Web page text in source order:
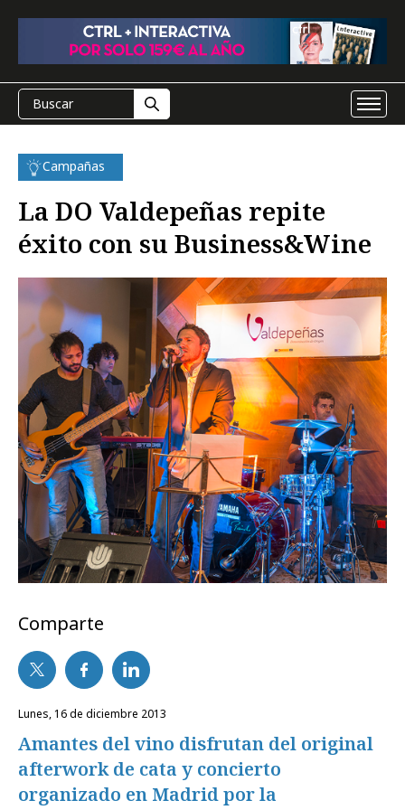
Campañas
La DO Valdepeñas repite
éxito con su Business&Wine
Comparte
lunes, 16 de diciembre 2013
Amantes del vino disfrutan del original
afterwork de cata y concierto
organizado en Madrid por la